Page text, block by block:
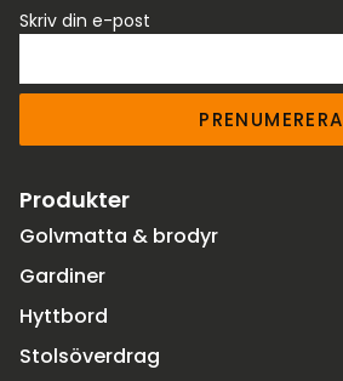
Skriv din e-post
PRENUMERERA
Produkter
Golvmatta & brodyr
Gardiner
Hyttbord
Stolsöverdrag